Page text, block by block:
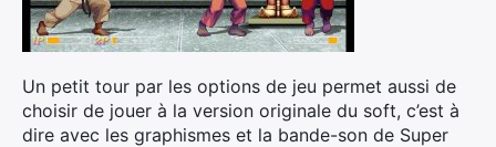
Un petit tour par les options de jeu permet aussi de
choisir de jouer à la version originale du soft, c’est à
dire avec les graphismes et la bande-son de Super